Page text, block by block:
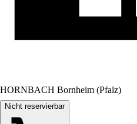
HORNBACH Bornheim (Pfalz)
Nicht reservierbar